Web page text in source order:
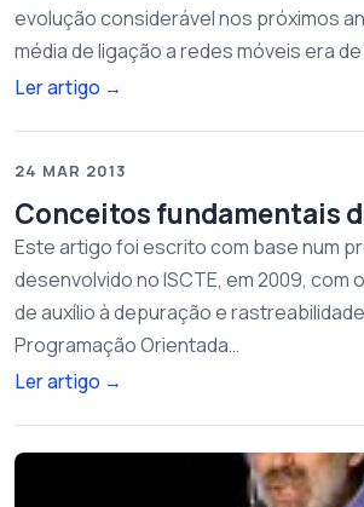
evolução considerável nos próximos
média de ligação a redes móveis era de
Ler artigo →
24 MAR 2013
Conceitos fundamentais
Este artigo foi escrito com base num
desenvolvido no ISCTE, em 2009, com
de auxílio à depuração e
Programação Orientada…
Ler artigo →